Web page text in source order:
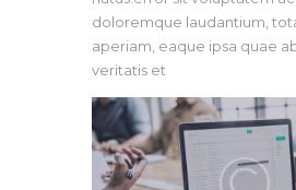
doloremque laudantium,
aperiam, eaque ipsa quae
veritatis et